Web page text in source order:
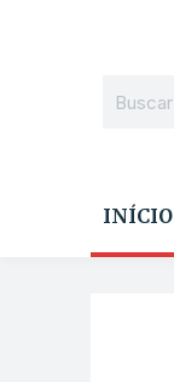
INÍCIO